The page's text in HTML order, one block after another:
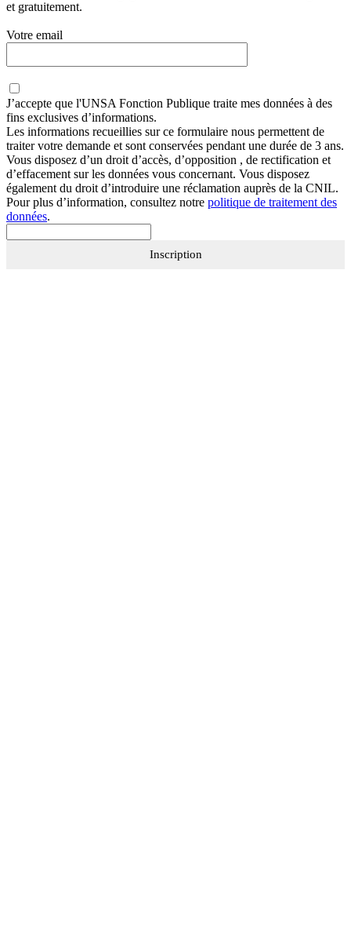
et gratuitement.
Votre email
J’accepte que l'UNSA Fonction Publique traite mes données à des
fins exclusives d’informations.
Les informations recueillies sur ce formulaire nous permettent de
traiter votre demande et sont conservées pendant une durée de 3 ans.
Vous disposez d’un droit d’accès, d’opposition , de rectification et
d’effacement sur les données vous concernant. Vous disposez
également du droit d’introduire une réclamation auprès de la CNIL.
Pour plus d’information, consultez notre politique de traitement des
données.
Inscription